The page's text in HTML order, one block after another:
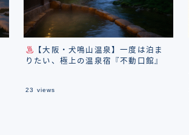
【大阪・犬鳴山温泉】一度は泊ま
りたい、極上の温泉宿『不動口館』
23 views